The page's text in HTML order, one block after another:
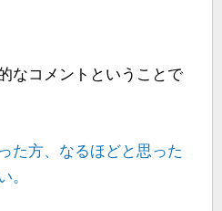
なコメントということで
た方、なるほどと思った
。